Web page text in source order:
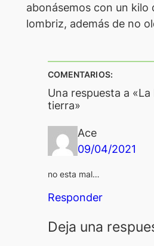
abonásemos con un kilo
lombriz, además de no
COMENTARIOS:
Una respuesta a
tierra»
Ace
09/04/2021
no esta mal…
Responder
Deja una